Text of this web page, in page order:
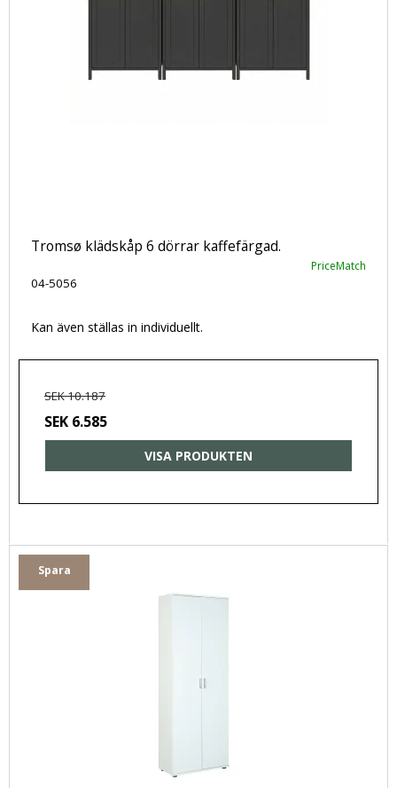
Tromsø klädskåp 6 dörrar kaffefärgad.
PriceMatch
04-5056
Kan även ställas in individuellt.
SEK 10.187
SEK 6.585
VISA PRODUKTEN
Spara